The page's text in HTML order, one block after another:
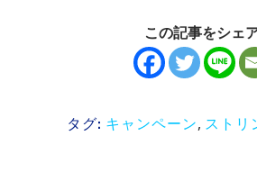
この記事をシェ
タグ: キャンペーン, ストリ